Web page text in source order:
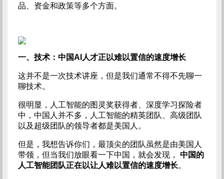
品、资金和政策等多个方面。
一、技术：中国AI人才正以难以置信的速度增长
这并不是一次技术讲座，但是我们通常不得不先聊一
聊技术。
很明显，人工智能的图灵奖获得者、深度学习探险者
中，中国人并不多，人工智能的精英团队、高级团队
以及超级团队的领导者都是美国人。
但是，我想告诉你们，最顶尖的团队虽然是由美国人
带领，但当我们放眼看一下中国，就会发现， 中国的
人工智能团队正在以让人难以置信的速度增长。